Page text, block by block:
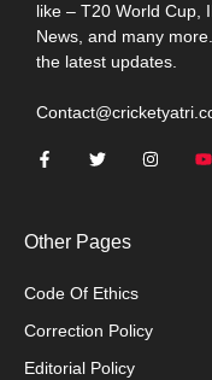
like – T20 World Cup,
News, and many
the latest updates.
Other Pages
Code Of Ethics
Correction Policy
Editorial Policy